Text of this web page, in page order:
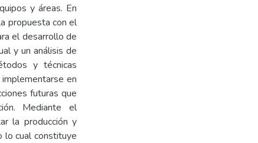
y áreas. En
propuesta con el
el desarrollo de
y un análisis de
y técnicas
en
futuras que
Mediante el
la producción y
lo cual constituye